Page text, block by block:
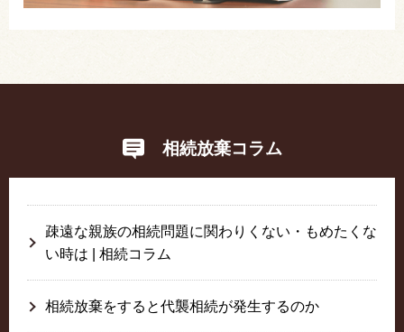
相続放棄コラム
疎遠な親族の相続問題に関わりくない・もめたくな
い時は | 相続コラム
相続放棄をすると代襲相続が発生するのか